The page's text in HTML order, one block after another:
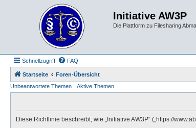
Initiative AW3P
Die Plattform zu Filesharing
Schnellzugriff FAQ
Startseite
Foren-Übersicht
Unbeantwortete Themen
Aktive Themen
Diese Richtlinie beschreibt, wie „Initiative AW3P“ („https://